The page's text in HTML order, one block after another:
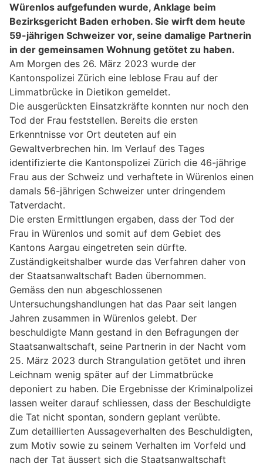
Würenlos aufgefunden wurde, Anklage beim
Bezirksgericht Baden erhoben. Sie wirft dem heute
59-jährigen Schweizer vor, seine damalige Partnerin
in der gemeinsamen Wohnung getötet zu haben.
Am Morgen des 26. März 2023 wurde der
Kantonspolizei Zürich eine leblose Frau auf der
Limmatbrücke in Dietikon gemeldet.
Die ausgerückten Einsatzkräfte konnten nur noch den
Tod der Frau feststellen. Bereits die ersten
Erkenntnisse vor Ort deuteten auf ein
Gewaltverbrechen hin. Im Verlauf des Tages
identifizierte die Kantonspolizei Zürich die 46-jährige
Frau aus der Schweiz und verhaftete in Würenlos einen
damals 56-jährigen Schweizer unter dringendem
Tatverdacht.
Die ersten Ermittlungen ergaben, dass der Tod der
Frau in Würenlos und somit auf dem Gebiet des
Kantons Aargau eingetreten sein dürfte.
Zuständigkeitshalber wurde das Verfahren daher von
der Staatsanwaltschaft Baden übernommen.
Gemäss den nun abgeschlossenen
Untersuchungshandlungen hat das Paar seit langen
Jahren zusammen in Würenlos gelebt. Der
beschuldigte Mann gestand in den Befragungen der
Staatsanwaltschaft, seine Partnerin in der Nacht vom
25. März 2023 durch Strangulation getötet und ihren
Leichnam wenig später auf der Limmatbrücke
deponiert zu haben. Die Ergebnisse der Kriminalpolizei
lassen weiter darauf schliessen, dass der Beschuldigte
die Tat nicht spontan, sondern geplant verübte.
Zum detaillierten Aussageverhalten des Beschuldigten,
zum Motiv sowie zu seinem Verhalten im Vorfeld und
nach der Tat äussert sich die Staatsanwaltschaft